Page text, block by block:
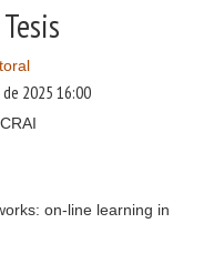
2025 16:00
on-line learning in